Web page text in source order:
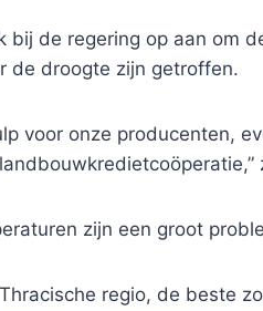
bij de regering op aan om
de droogte zijn getroffen.
voor onze producenten,
zijn een groot
regio, de beste